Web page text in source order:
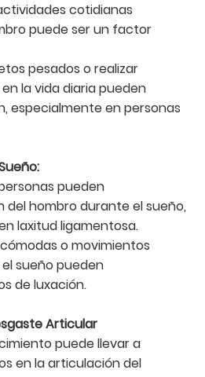
cotidianas
puede ser un factor
pesados o realizar
la vida diaria pueden
especialmente en personas
pueden
del hombro durante el sueño,
laxitud ligamentosa.
o movimientos
sueño pueden
de luxación.
Articular
puede llevar a
en la articulación del